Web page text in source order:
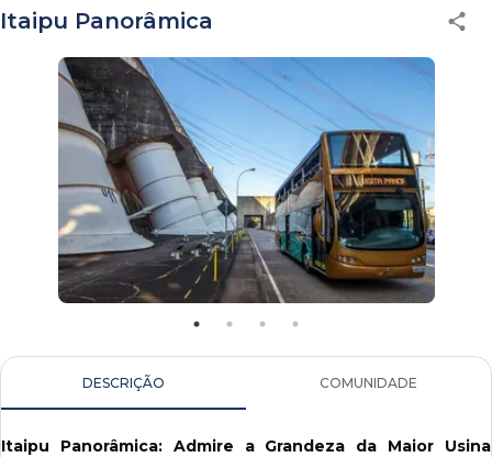
Itaipu Panorâmica
DESCRIÇÃO COMUNIDADE
Itaipu Panorâmica: Admire a Grandeza da Maior Usina